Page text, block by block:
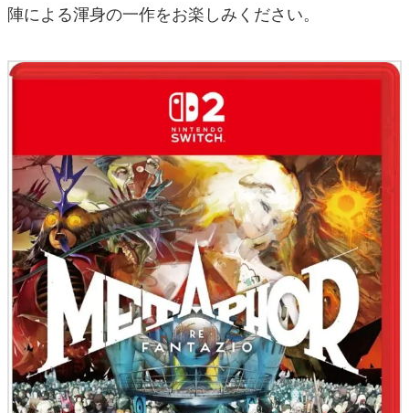
陣による渾身の一作をお楽しみください。